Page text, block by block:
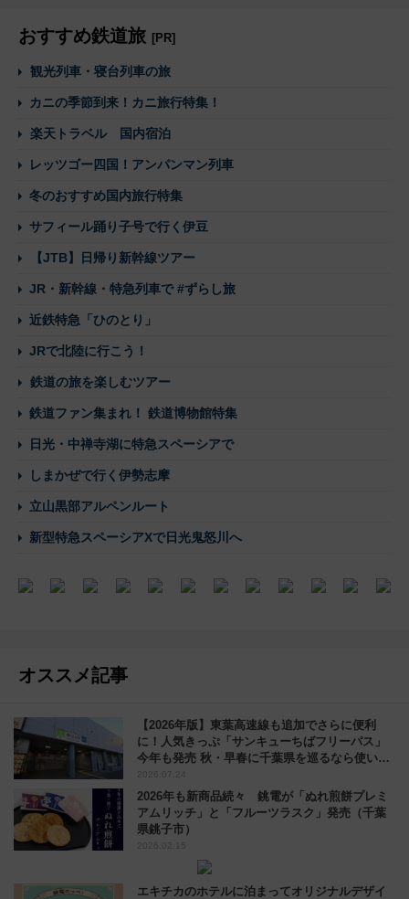
おすすめ鉄道旅 [PR]
観光列車・寝台列車の旅
カニの季節到来！カニ旅行特集！
楽天トラベル 国内宿泊
レッツゴー四国！アンパンマン列車
冬のおすすめ国内旅行特集
サフィール踊り子号で行く伊豆
【JTB】日帰り新幹線ツアー
JR・新幹線・特急列車で #ずらし旅
近鉄特急「ひのとり」
JRで北陸に行こう！
鉄道の旅を楽しむツアー
鉄道ファン集まれ！ 鉄道博物館特集
日光・中禅寺湖に特急スペーシアで
しまかぜで行く伊勢志摩
立山黒部アルペンルート
新型特急スペーシアXで日光鬼怒川へ
オススメ記事
【2026年版】東葉高速線も追加でさらに便利
に！人気きっぷ「サンキューちばフリーパス」
今年も発売 秋・早春に千葉県を巡るなら使い勝
手・コスパ抜群
2026.07.24
2026年も新商品続々 銚電が「ぬれ煎餅プレミ
アムリッチ」と「フルーツラスク」発売（千葉
県銚子市）
エキチカのホテルに泊まってオリジナルデザイ